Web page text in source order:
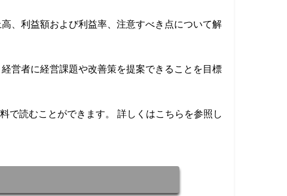
、利益額および利益率、注意すべき点について解
営者に経営課題や改善策を提案できることを目標
で読むことができます。 詳しくはこちらを参照し